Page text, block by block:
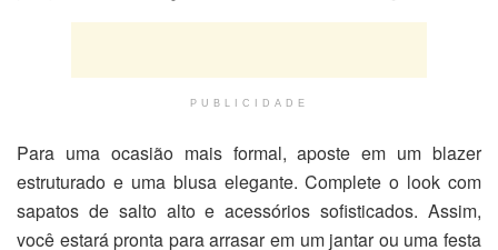
PUBLICIDADE
Para uma ocasião mais formal, aposte em um blazer
estruturado e uma blusa elegante. Complete o look com
sapatos de salto alto e acessórios sofisticados. Assim,
você estará pronta para arrasar em um jantar ou uma festa